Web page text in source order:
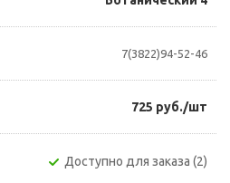
7(3822)94-52-46
725 руб./шт
Доступно для заказа (2)